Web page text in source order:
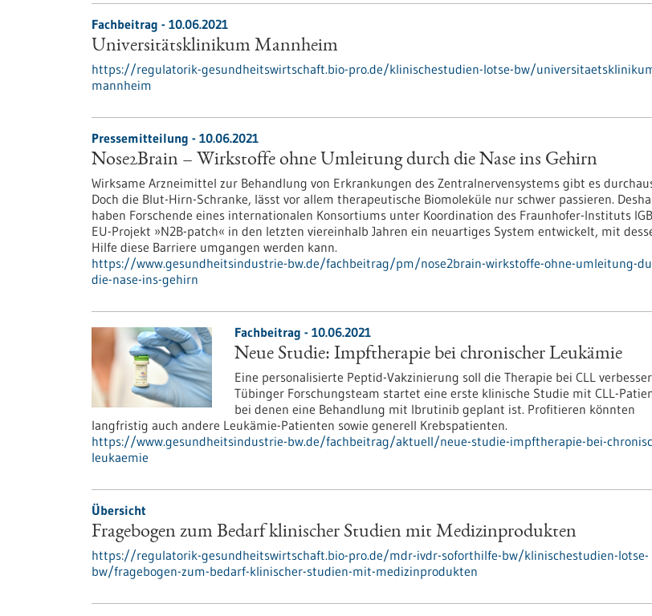
Fachbeitrag - 10.06.2021
Universitätsklinikum Mannheim
https://regulatorik-gesundheitswirtschaft.bio-pro.de/klinischestudien-lotse-bw/
mannheim
Pressemitteilung - 10.06.2021
Nose2Brain – Wirkstoffe ohne Umleitung durch die Nase ins Gehirn
Wirksame Arzneimittel zur Behandlung von Erkrankungen des Zentralnervensystems gibt es
Doch die Blut-Hirn-Schranke, lässt vor allem therapeutische Biomoleküle nur schwer passieren.
haben Forschende eines internationalen Konsortiums unter Koordination des Fraunhofer-Instituts
EU-Projekt »N2B-patch« in den letzten viereinhalb Jahren ein neuartiges System entwickelt, mit
Hilfe diese Barriere umgangen werden kann.
https://www.gesundheitsindustrie-bw.de/fachbeitrag/pm/nose2brain-wirkstoffe-ohne-umleitung-
die-nase-ins-gehirn
Fachbeitrag - 10.06.2021
Neue Studie: Impftherapie bei chronischer Leukämie
Eine personalisierte Peptid-Vakzinierung soll die Therapie bei CLL
Tübinger Forschungsteam startet eine erste klinische Studie mit CLL-
bei denen eine Behandlung mit Ibrutinib geplant ist. Profitieren könnten
langfristig auch andere Leukämie-Patienten sowie generell Krebspatienten.
https://www.gesundheitsindustrie-bw.de/fachbeitrag/aktuell/neue-studie-impftherapie-bei-
leukaemie
Übersicht
Fragebogen zum Bedarf klinischer Studien mit Medizinprodukten
https://regulatorik-gesundheitswirtschaft.bio-pro.de/mdr-ivdr-soforthilfe-bw/klinischestudien-lotse-
bw/fragebogen-zum-bedarf-klinischer-studien-mit-medizinprodukten